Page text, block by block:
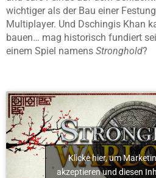
wichtiger als der Bau einer
Multiplayer. Und Dschingis Khan
bauen… mag historisch fundiert
einem Spiel namens Stronghold?
Klicke hier, um
akzeptieren und diesen